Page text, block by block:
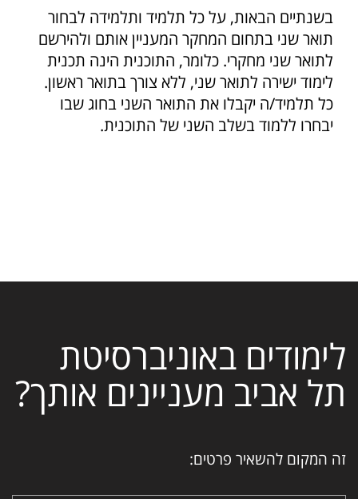
בשנתיים הבאות, על כל תלמיד ותלמידה לבחור
תואר שני בתחום המחקר המעניין אותם ולהירשם
לתואר שני מחקרי. כלומר, התוכנית הינה תכנית
לימוד ישירה לתואר שני, ללא צורך בתואר ראשון.
כל תלמיד/ה יקבלו את התואר השני בחוג שבו
יבחרו ללמוד בשלב השני של התוכנית.
לימודים באוניברסיטת
תל אביב מעניינים אותך?
זה המקום להשאיר פרטים: